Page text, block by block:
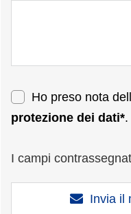
Ho preso nota
protezione dei dati*.
I campi
Invia il